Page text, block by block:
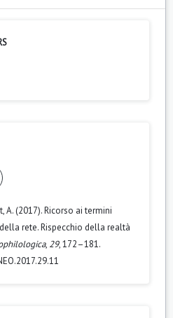
A. (2017). Ricorso ai termini
rete. Rispecchio della realtà
, 29, 172–181.